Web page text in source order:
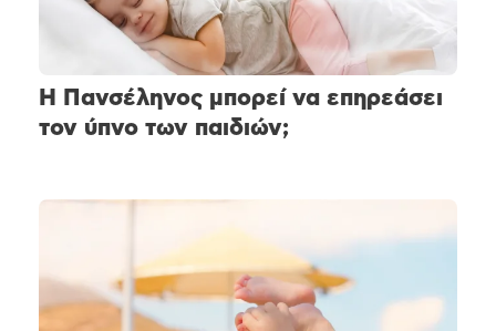
Η Πανσέληνος μπορεί να επηρεάσει
τον ύπνο των παιδιών;